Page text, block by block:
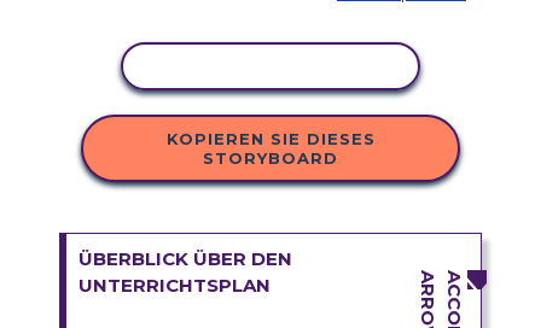
KOPIEREN SIE DIESES
STORYBOARD
ÜBERBLICK ÜBER DEN
UNTERRICHTSPLAN